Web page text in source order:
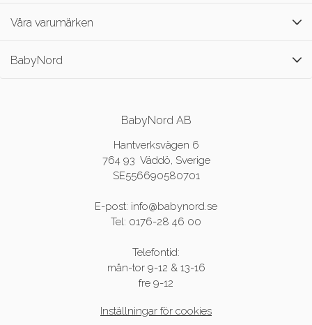
Våra varumärken
BabyNord
BabyNord AB
Hantverksvägen 6
764 93 Väddö, Sverige
SE556690580701
E-post: info@babynord.se
Tel: 0176-28 46 00
Telefontid:
mån-tor 9-12 & 13-16
fre 9-12
Inställningar för cookies